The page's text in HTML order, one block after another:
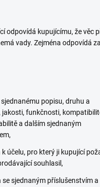
odpovídá kupujícímu, že věc
vady. Zejména odpovídá
popisu, druhu a
jakosti, funkčnosti,
a dalším sjednaným
k účelu, pro který ji kupující
souhlasil,
se sjednaným příslušenstvím a